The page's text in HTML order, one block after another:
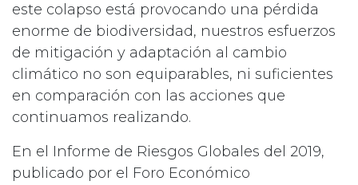
este colapso está provocando una pérdida
enorme de biodiversidad, nuestros esfuerzos
de mitigación y adaptación al cambio
climático no son equiparables, ni suficientes
en comparación con las acciones que
continuamos realizando.
En el Informe de Riesgos Globales del 2019,
publicado por el Foro Económico